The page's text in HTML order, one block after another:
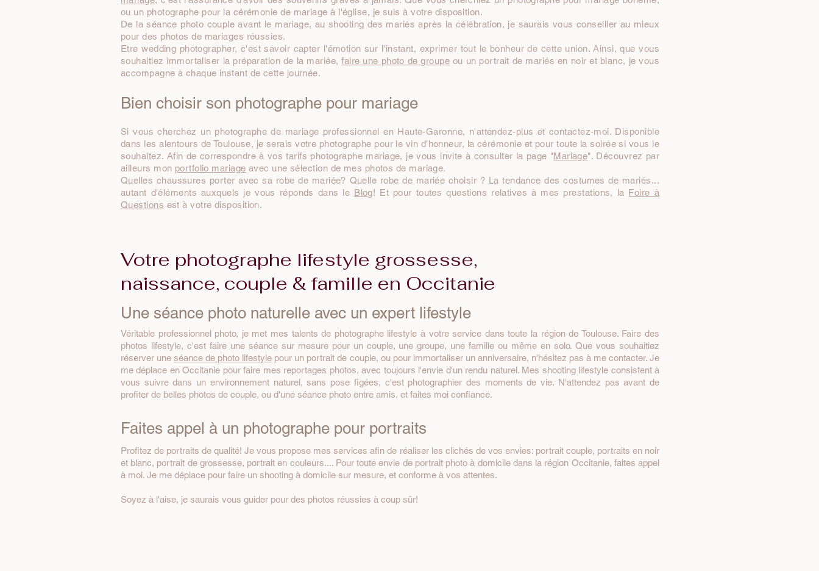
ou un photographe pour la cérémonie de mariage à l'église, je suis à votre disposition.
De la séance photo couple avant le mariage, au shooting des mariés après la célébration, je saurais vous conseiller au mieux
pour des photos de mariages réussies.
Etre wedding photographer, c'est savoir capter l'émotion sur l'instant, exprimer tout le bonheur de cette union. Ainsi, que vous
souhaitiez immortaliser la préparation de la mariée,faire une photo de groupe ou un portrait de mariés en noir et blanc, je vous
accompagne à chaque instant de cette journée.
Bien choisir son photographe pour mariage
Si vous cherchez un photographe de mariage professionnel en Haute-Garonne, n'attendez-plus et contactez-moi. Disponible
dans les alentours de Toulouse, je serais votre photographe pour le vin d'honneur, la cérémonie et pour toute la soirée si vous le
souhaitez. Afin de correspondre à vos tarifs photographe mariage, je vous invite à consulter la page "Mariage". Découvrez par
ailleurs mon portfolio mariage avec une sélection de mes photos de mariage.
Quelles chaussures porter avec sa robe de mariée? Quelle robe de mariée choisir ? La tendance des costumes de mariés...
autant d'éléments auxquels je vous réponds dans le Blog! Et pour toutes questions relatives à mes prestations, la Foire à
Questions est à votre disposition.
Votre photographe lifestyle grossesse,
naissance, couple & famille en Occitanie
Une séance photo naturelle avec un expert lifestyle
Véritable professionnel photo, je met mes talents de photographe lifestyle à votre service dans toute la région de Toulouse. Faire des
photos lifestyle, c'est faire une séance sur mesure pour un couple, une groupe, une famille ou même en solo. Que vous souhaitiez
réserver uneséance de photo lifestyle pour un portrait de couple, ou pour immortaliser un anniversaire, n'hésitez pas à me contacter. Je
me déplace en Occitanie pour faire mes reportages photos, avec toujours l'envie d'un rendu naturel. Mes shooting lifestyle consistent à
vous suivre dans un environnement naturel, sans pose figées, c'est photographier des moments de vie. N'attendez pas avant de
profiter de belles photos de couple, ou d'une séance photo entre amis, et faites moi confiance.
Faites appel à un photographe pour portraits
Profitez de portraits de qualité! Je vous propose mes services afin de réaliser les clichés de vos envies: portrait couple, portraits en noir
et blanc, portrait de grossesse, portrait en couleurs.... Pour toute envie de portrait photo à domicile dans la région Occitanie, faites appel
à moi. Je me déplace pour faire un shooting à domicile sur mesure, et conforme à vos attentes.
Soyez à l'aise, je saurais vous guider pour des photos réussies à coup sûr!